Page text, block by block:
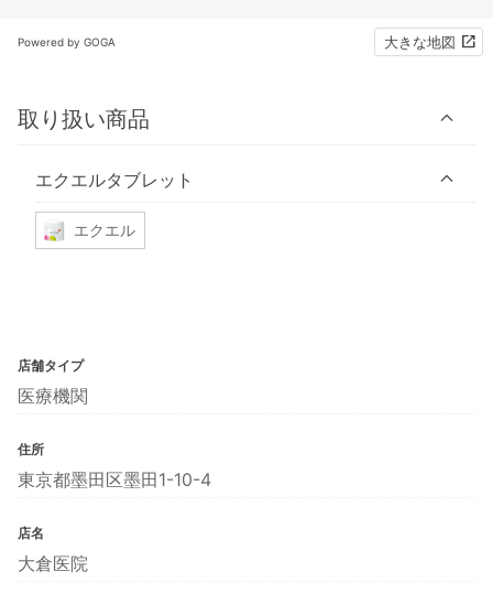
Powered by GOGA 大きな地図
取り扱い商品
エクエルタブレット
エクエル
店舗タイプ
医療機関
住所
東京都墨田区墨田1-10-4
店名
大倉医院